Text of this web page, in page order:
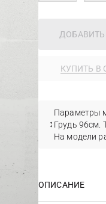
КУПИТЬ В
Параметры
Грудь 96см.
На модели
ОПИСАНИЕ